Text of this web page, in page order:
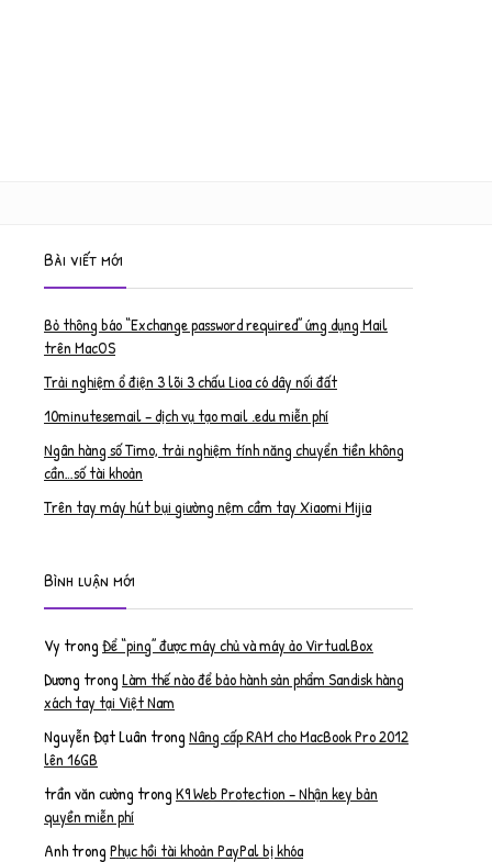
Bài viết mới
Bỏ thông báo “Exchange password required” ứng dụng Mail
trên MacOS
Trải nghiệm ổ điện 3 lõi 3 chấu Lioa có dây nối đất
10minutesemail – dịch vụ tạo mail .edu miễn phí
Ngân hàng số Timo, trải nghiệm tính năng chuyển tiền không
cần…số tài khoản
Trên tay máy hút bụi giường nệm cầm tay Xiaomi Mijia
Bình luận mới
Vy trongĐể “ping” được máy chủ và máy ảo VirtualBox
Dương trongLàm thế nào để bảo hành sản phẩm Sandisk hàng
xách tay tại Việt Nam
Nguyễn Đạt Luân trongNâng cấp RAM cho MacBook Pro 2012
lên 16GB
trần văn cường trongK9 Web Protection – Nhận key bản
quyền miễn phí
AnhtrongPhục hồi tài khoản PayPal bị khóa